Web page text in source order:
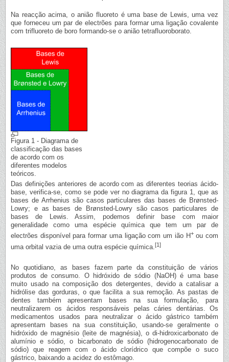
Na reacção acima, o anião fluoreto é uma base de Lewis, uma vez
que forneceu um par de electrões para formar uma ligação covalente
com trifluoreto de boro formando-se o anião tetrafluoroborato.
Figura 1 - Diagrama de
classificação das bases
de acordo com os
diferentes modelos
teóricos.
Das definições anteriores de acordo com as diferentes teorias ácido-
base, verifica-se, como se pode ver no diagrama da figura 1, que as
bases de Arrhenius são casos particulares das bases de Brønsted-
Lowry; e as bases de Brønsted-Lowry são casos particulares de
bases de Lewis. Assim, podemos definir base com maior
generalidade como uma espécie química que tem um par de
electrões disponível para formar uma ligação com um ião H+ou com
uma orbital vazia de uma outra espécie química. [1]
No quotidiano, as bases fazem parte da constituição de vários
produtos de consumo. O hidróxido de sódio (NaOH) é uma base
muito usado na composição dos detergentes, devido a catalisar a
hidrólise das gorduras, o que facilita a sua remoção. As pastas de
dentes também apresentam bases na sua formulação, para
neutralizarem os ácidos responsáveis pelas cáries dentárias. Os
medicamentos usados para neutralizar o ácido gástrico também
apresentam bases na sua constituição, usando-se geralmente o
hidróxido de magnésio (leite de magnésia), o di-hidroxicarbonato de
alumínio e sódio, o bicarbonato de sódio (hidrogenocarbonato de
sódio) que reagem com o ácido clorídrico que compõe o suco
gástrico, baixando a acidez do estômago.